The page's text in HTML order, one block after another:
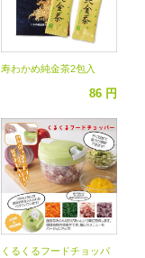
寿わかめ純金茶2包入
86 円
くるくるフードチョッパ